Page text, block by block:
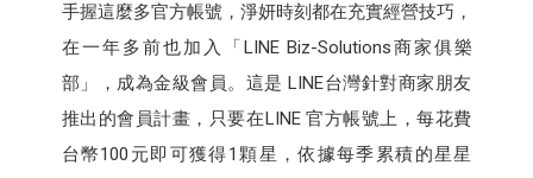
手握這麼多官方帳號，淨妍時刻都在充實經營技巧，
在一年多前也加入「LINE Biz-Solutions商家俱樂
部」，成為金級會員。這是 LINE台灣針對商家朋友
推出的會員計畫，只要在LINE 官方帳號上，每花費
台幣100元即可獲得1顆星，依據每季累積的星星